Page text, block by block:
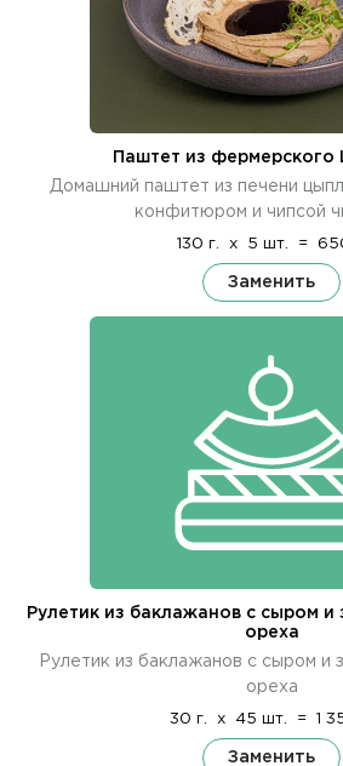
Паштет из фермерского
Домашний паштет из печени
конфитюром и чипсой
130 г. x 5 шт. =
Заменить
Рулетик из баклажанов с сыром
ореха
Рулетик из баклажанов с сыром и
ореха
30 г. x 45 шт. = 1
Заменить